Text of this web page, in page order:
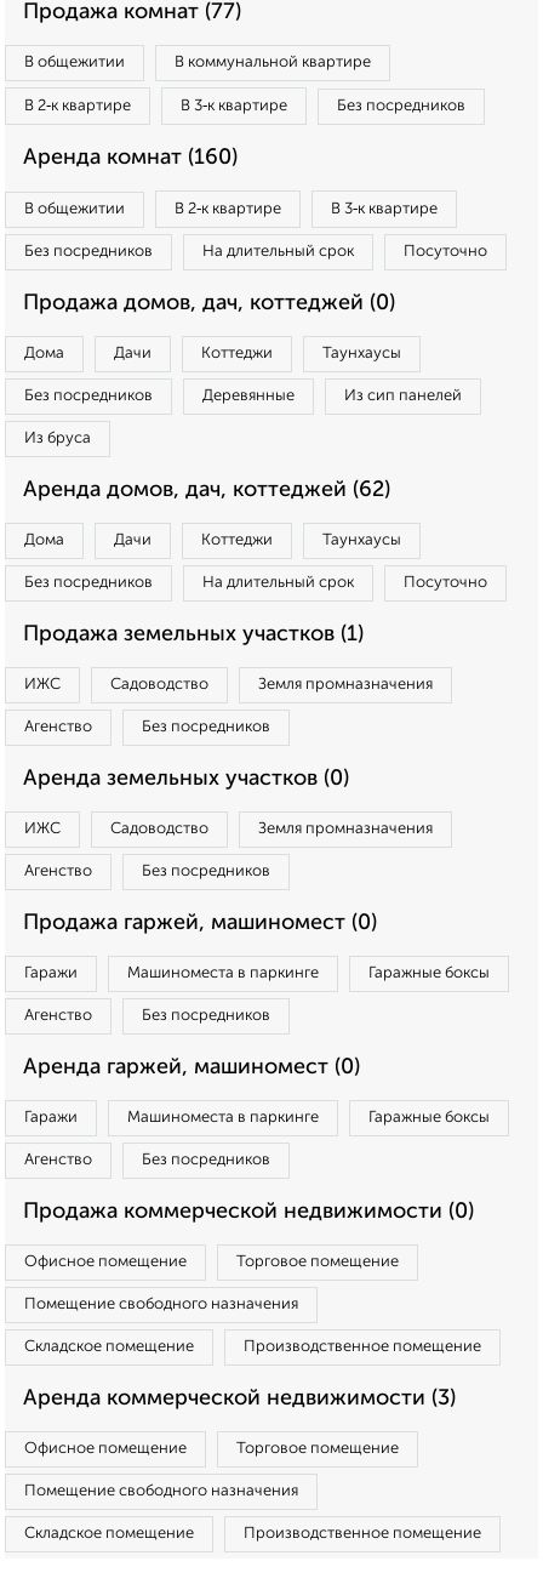
Продажа комнат (77)
В общежитии В коммунальной квартире
В 2‑к квартире В 3‑к квартире Без посредников
Аренда комнат (160)
В общежитии В 2‑к квартире В 3‑к квартире
Без посредников На длительный срок Посуточно
Продажа домов, дач, коттеджей (0)
Дома Дачи Коттеджи Таунхаусы
Без посредников Деревянные Из сип панелей
Из бруса
Аренда домов, дач, коттеджей (62)
Дома Дачи Коттеджи Таунхаусы
Без посредников На длительный срок Посуточно
Продажа земельных участков (1)
ИЖС Садоводство Земля промназначения
Агенство Без посредников
Аренда земельных участков (0)
ИЖС Садоводство Земля промназначения
Агенство Без посредников
Продажа гаржей, машиномест (0)
Гаражи Машиноместа в паркинге Гаражные боксы
Агенство Без посредников
Аренда гаржей, машиномест (0)
Гаражи Машиноместа в паркинге Гаражные боксы
Агенство Без посредников
Продажа коммерческой недвижимости (0)
Офисное помещение Торговое помещение
Помещение свободного назначения
Складское помещение Производственное помещение
Аренда коммерческой недвижимости (3)
Офисное помещение Торговое помещение
Помещение свободного назначения
Складское помещение Производственное помещение